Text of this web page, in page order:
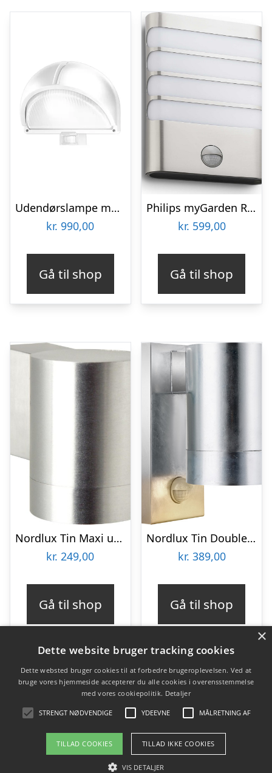
Udendørslampe med sensor, hvid – Polo 2 Detek
kr. 990,00
Gå til shop
Philips myGarden Raccoon udendørs væglampe med sensor, stål
kr. 599,00
Gå til shop
Nordlux Tin Maxi udendørs væglampe, aluminium
kr. 249,00
Gå til shop
Nordlux Tin Double væglampe med sensor
kr. 389,00
Gå til shop
Varekategorier
Produkter
Copyright 2026 - Pilanto Aps
×
Dette website bruger tracking cookies
Dette websted bruger cookies til at forbedre brugeroplevelsen. Ved at
bruge vores hjemmeside accepterer du alle cookies i overensstemmelse
med vores cookiepolitik. Detaljer
STRENGT NØDVENDIGE YDEEVNE MÅLRETNING AF
TILLAD COOKIES TILLAD IKKE COOKIES
VIS DETALJER